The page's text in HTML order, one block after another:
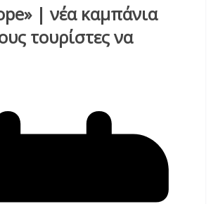
| νέα καμπάνια
τουρίστες να